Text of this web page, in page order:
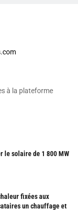
à la plateforme
le solaire de 1 800 MW
fixées aux
un chauffage et